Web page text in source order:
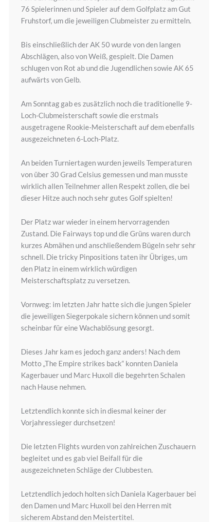
76 Spielerinnen und Spieler auf dem Golfplatz am Gut
Fruhstorf, um die jeweiligen Clubmeister zu ermitteln.
Bis einschließlich der AK 50 wurde von den langen
Abschlägen, also von Weiß, gespielt. Die Damen
schlugen von Rot ab und die Jugendlichen sowie AK 65
aufwärts von Gelb.
Am Sonntag gab es zusätzlich noch die traditionelle 9-
Loch-Clubmeisterschaft sowie die erstmals
ausgetragene Rookie-Meisterschaft auf dem ebenfalls
ausgezeichneten 6-Loch-Platz.
An beiden Turniertagen wurden jeweils Temperaturen
von über 30 Grad Celsius gemessen und man musste
wirklich allen Teilnehmer allen Respekt zollen, die bei
dieser Hitze auch noch sehr gutes Golf spielten!
Der Platz war wieder in einem hervorragenden
Zustand. Die Fairways top und die Grüns waren durch
kurzes Abmähen und anschließendem Bügeln sehr sehr
schnell. Die tricky Pinpositions taten ihr Übriges, um
den Platz in einem wirklich würdigen
Meisterschaftsplatz zu versetzen.
Vornweg: im letzten Jahr hatte sich die jungen Spieler
die jeweiligen Siegerpokale sichern können und somit
scheinbar für eine Wachablösung gesorgt.
Dieses Jahr kam es jedoch ganz anders! Nach dem
Motto „The Empire strikes back“ konnten Daniela
Kagerbauer und Marc Huxoll die begehrten Schalen
nach Hause nehmen.
Letztendlich konnte sich in diesmal keiner der
Vorjahressieger durchsetzen!
Die letzten Flights wurden von zahlreichen Zuschauern
begleitet und es gab viel Beifall für die
ausgezeichneten Schläge der Clubbesten.
Letztendlich jedoch holten sich Daniela Kagerbauer bei
den Damen und Marc Huxoll bei den Herren mit
sicherem Abstand den Meistertitel.